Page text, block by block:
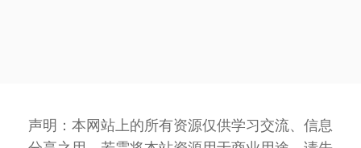
声明：本网站上的所有资源仅供学习交流、信息